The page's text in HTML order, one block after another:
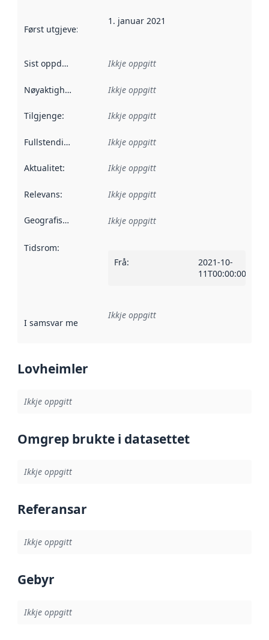
Først utgjeve: Denne datoen seier når dataa i dette
1. januar 2021
Sist oppdatert Ikkje oppgitt
Nøyaktigheit Ikkje oppgitt
Tilgjenge: Ikkje oppgitt
Fullstendigheit Ikkje oppgitt
Aktualitet: Ikkje oppgitt
Relevans: Ikkje oppgitt
Geografisk område Ikkje oppgitt
Tidsrom:
Frå:
2021-10-
11T00:00:00Z
I samsvar med Referanse til ei implementeringsregel eller
Ikkje oppgitt
Lovheimler
Ikkje oppgitt
Omgrep brukte i datasettet
Ikkje oppgitt
Referansar
Ikkje oppgitt
Gebyr
Ikkje oppgitt